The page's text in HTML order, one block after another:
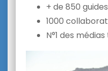
+ de 850 guides
1000
N°1 des